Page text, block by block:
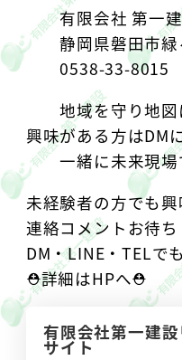
有限会社 第一
静岡県磐田市緑
0538-33-8015
地域を守り地図
興味がある方はDM
一緒に未来現場
未経験者の方でも
連絡コメントお待
DM・LINE・TELで
⛑詳細はHPへ⛑
有限会社第一建
サイト